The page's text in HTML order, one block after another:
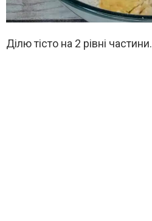
Ділю тісто на 2 рівні частини.